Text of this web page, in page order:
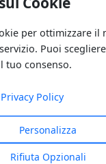
per ottimizzare il
Puoi
tuo consenso.
Privacy Policy
Personalizza
Rifiuta Opzionali